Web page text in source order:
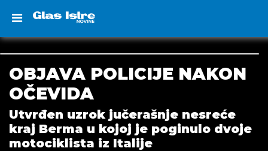
OBJAVA POLICIJE NAKON
OČEVIDA
Utvrđen uzrok jučerašnje nesreće
kraj Berma u kojoj je poginulo dvoje
motociklista iz Italije